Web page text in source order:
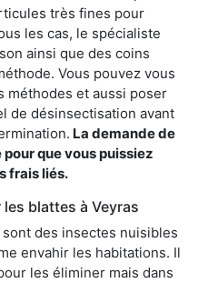
très fines pour
les cas, le spécialiste
ainsi que des coins
Vous pouvez vous
méthodes et aussi poser
de désinsectisation avant
La demande de
que vous puissiez
frais liés.
blattes à Veyras
des insectes nuisibles
envahir les habitations. Il
les éliminer mais dans